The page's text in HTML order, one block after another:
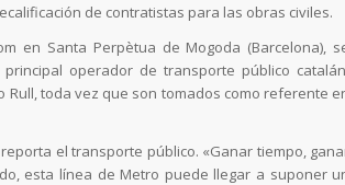
de contratistas para las obras civiles.
en Santa Perpètua de Mogoda (Barcelona),
operador de transporte público
toda vez que son tomados como referente
el transporte público. «Ganar tiempo,
esta línea de Metro puede llegar a suponer